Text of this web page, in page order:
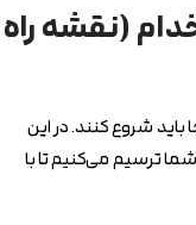
(نقشه راه
باید شروع کنند. در این
ترسیم می‌کنیم تا با